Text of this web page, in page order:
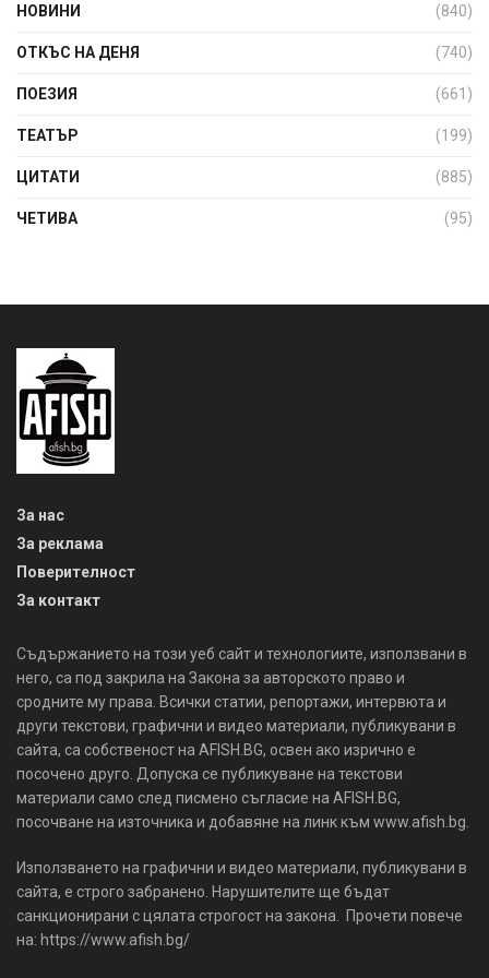
НОВИНИ (840)
ОТКЪС НА ДЕНЯ (740)
ПОЕЗИЯ (661)
ТЕАТЪР (199)
ЦИТАТИ (885)
ЧЕТИВА (95)
За нас
За реклама
Поверителност
За контакт
Съдържанието на този уеб сайт и технологиите, използвани в
него, са под закрила на Закона за авторското право и
сродните му права. Всички статии, репортажи, интервюта и
други текстови, графични и видео материали, публикувани в
сайта, са собственост на AFISH.BG, освен ако изрично е
посочено друго. Допуска се публикуване на текстови
материали само след писмено съгласие на AFISH.BG,
посочване на източника и добавяне на линк към www.afish.bg.
Използването на графични и видео материали, публикувани в
сайта, е строго забранено. Нарушителите ще бъдат
санкционирани с цялата строгост на закона. Прочети повече
на: https://www.afish.bg/